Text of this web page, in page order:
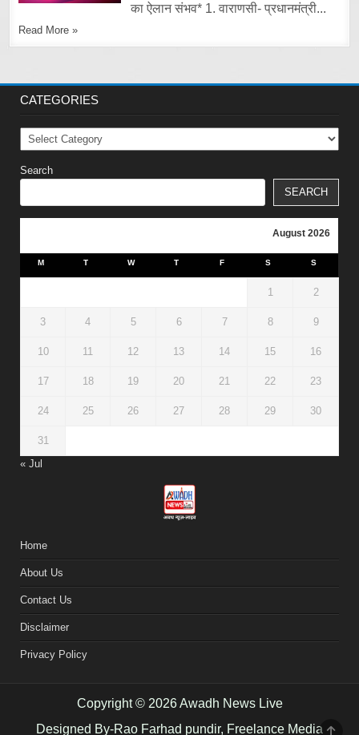
का ऐलान संभव* 1. वाराणसी- प्रधानमंत्री...
Read More »
CATEGORIES
Categories
Search
SEARCH
August 2026
M T W T F S S
1 2
3 4 5 6 7 8 9
10 11 12 13 14 15 16
17 18 19 20 21 22 23
24 25 26 27 28 29 30
31
« Jul
Home
About Us
Contact Us
Disclaimer
Privacy Policy
Copyright © 2026 Awadh News Live
Designed By-Rao Farhad pundir, Freelance Media